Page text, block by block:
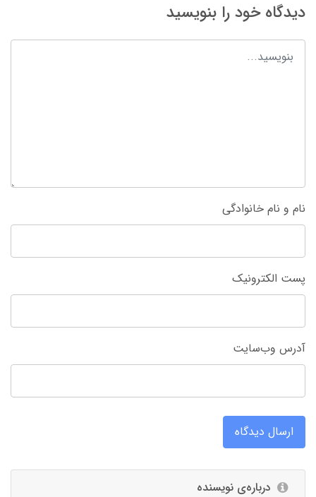
دیدگاه خود را بنویسید
نام و نام خانوادگی
پست الکترونیک
آدرس وب‌سایت
ارسال دیدگاه
درباره‌ی نویسنده